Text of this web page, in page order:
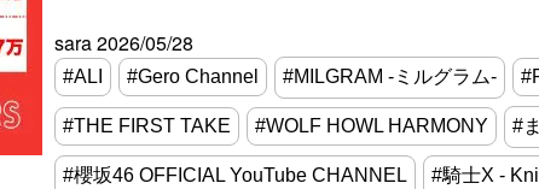
sara2026/05/28
#ALI #Gero Channel #MILGRAM -ミルグラム-
#THE FIRST TAKE #WOLF HOWL HARMONY #
#櫻坂46 OFFICIAL YouTube CHANNEL #騎士X -